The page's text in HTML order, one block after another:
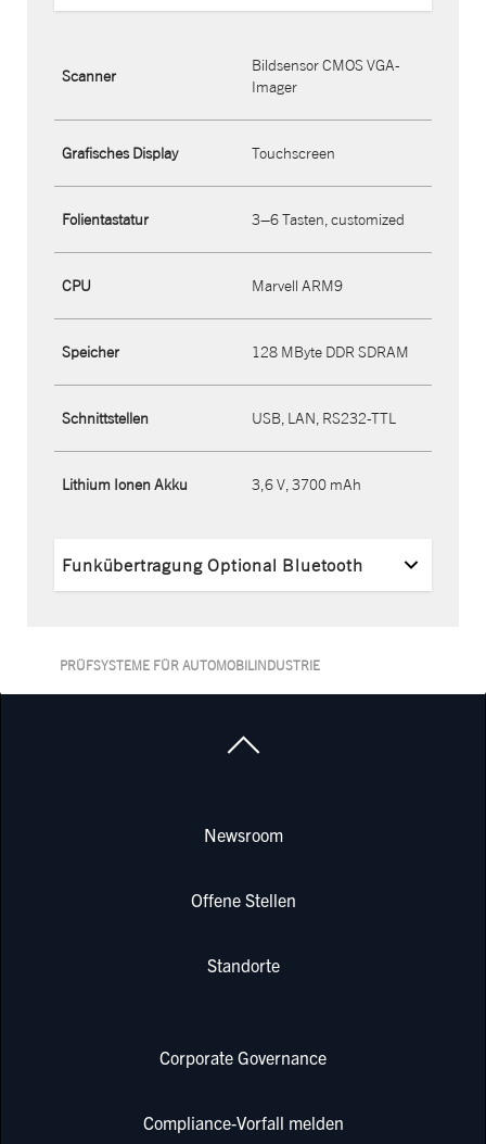
Scanner
Bildsensor CMOS VGA-
Imager
Grafisches Display Touchscreen
Folientastatur 3–6 Tasten, customized
CPU Marvell ARM9
Speicher 128 MByte DDR SDRAM
Schnittstellen USB, LAN, RS232-TTL
Lithium Ionen Akku 3,6 V, 3700 mAh
Funkübertragung Optional Bluetooth
PRÜFSYSTEME FÜR AUTOMOBILINDUSTRIE
Newsroom
Offene Stellen
Standorte
Corporate Governance
Compliance-Vorfall melden